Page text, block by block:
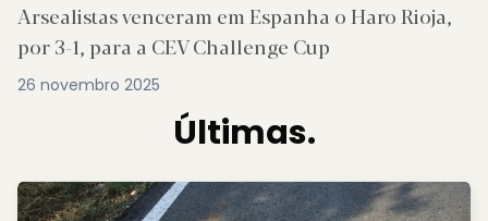
Arsealistas venceram em Espanha o Haro Rioja,
por 3-1, para a CEV Challenge Cup
26 novembro 2025
Últimas.